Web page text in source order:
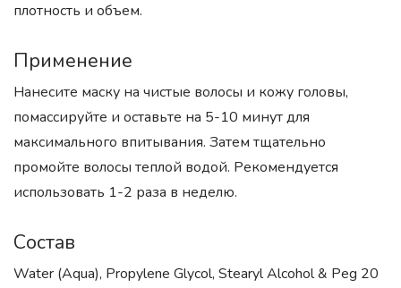
плотность и объем.
Применение
Нанесите маску на чистые волосы и кожу головы,
помассируйте и оставьте на 5-10 минут для
максимального впитывания. Затем тщательно
промойте волосы теплой водой. Рекомендуется
использовать 1-2 раза в неделю.
Состав
Water (Aqua), Propylene Glycol, Stearyl Alcohol & Peg 20